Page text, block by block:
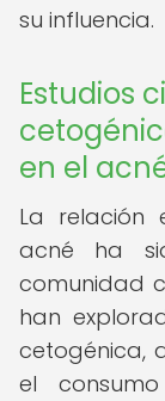
su influencia.
Estudios
en el
La relación
acné ha
comunidad
han
cetogénica,
el